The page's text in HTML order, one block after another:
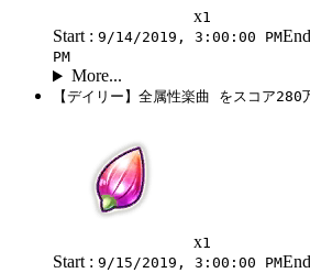
x1
Start : 9/14/2019, 3:00:00 PM
PM
More...
【デイリー】全属性楽曲 をスコア280
x1
Start : 9/15/2019, 3:00:00 PM